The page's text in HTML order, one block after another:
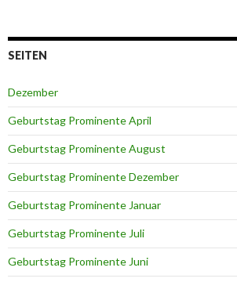
SEITEN
Dezember
Geburtstag Prominente April
Geburtstag Prominente August
Geburtstag Prominente Dezember
Geburtstag Prominente Januar
Geburtstag Prominente Juli
Geburtstag Prominente Juni